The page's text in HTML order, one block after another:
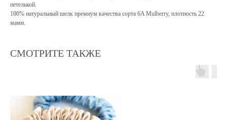
петелькой.
100% натуральный шелк премиум качества сорта 6A Mulberry, плотность 22
мами.
СМОТРИТЕ ТАКЖЕ